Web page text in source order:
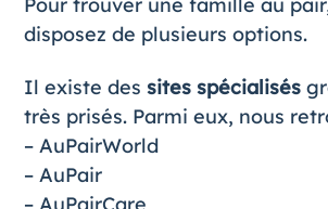
Pour trouver une famille au
disposez de plusieurs options.
Il existe des sites spécialisés
très prisés. Parmi eux, nous
– AuPairWorld
– AuPair